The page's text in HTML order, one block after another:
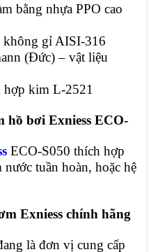
bằng nhựa PPO cao
không gỉ AISI-316
(Đức) – vật liệu
hợp kim L-2521
hồ bơi Exniess ECO-
ECO-S050 thích hợp
tuần hoàn, hoặc hệ
Exniess chính hãng
là đơn vị cung cấp